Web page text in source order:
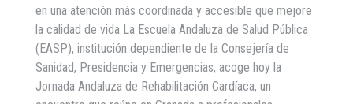
en una atención más coordinada y accesible que mejore
la calidad de vida La Escuela Andaluza de Salud Pública
(EASP), institución dependiente de la Consejería de
Sanidad, Presidencia y Emergencias, acoge hoy la
Jornada Andaluza de Rehabilitación Cardíaca, un